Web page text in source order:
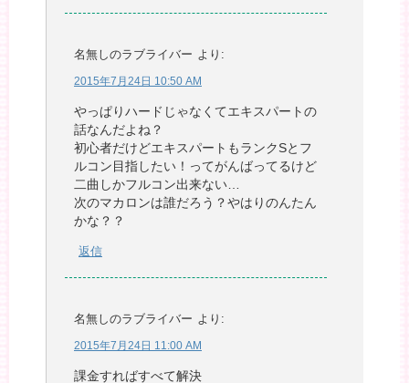
名無しのラブライバー より:
2015年7月24日 10:50 AM
やっぱりハードじゃなくてエキスパートの
話なんだよね？
初心者だけどエキスパートもランクSとフ
ルコン目指したい！ってがんばってるけど
二曲しかフルコン出来ない…
次のマカロンは誰だろう？やはりのんたん
かな？？
返信
名無しのラブライバー より:
2015年7月24日 11:00 AM
課金すればすべて解決